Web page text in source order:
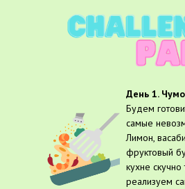
День 1.
Будем
самые
Лимон,
фруктовый
кухне
реализуем